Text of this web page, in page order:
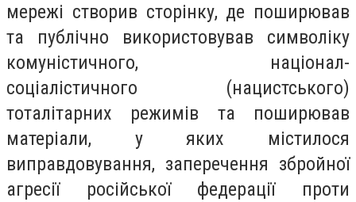
мережі створив сторінку, де поширював
та публічно використовував символіку
комуністичного, націонал-
соціалістичного (нацистського)
тоталітарних режимів та поширював
матеріали, у яких містилося
виправдовування, заперечення збройної
агресії російської федерації проти